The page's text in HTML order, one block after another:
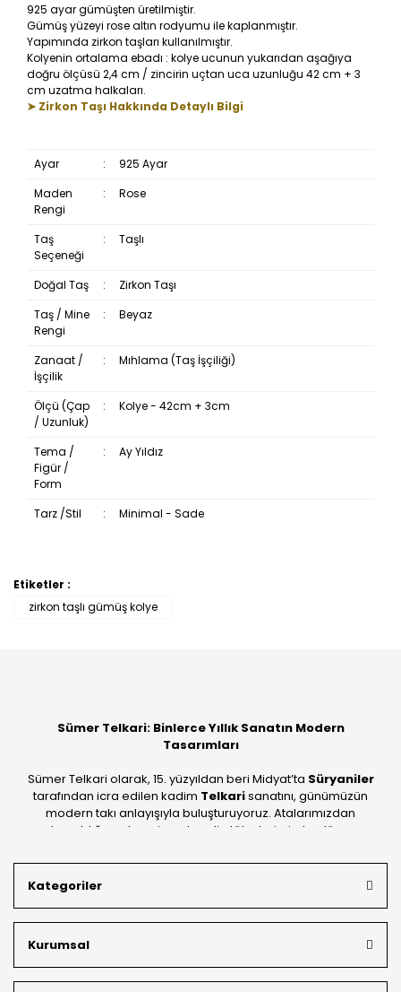
925 ayar gümüşten üretilmiştir.
Gümüş yüzeyi rose altın rodyumu ile kaplanmıştır.
Yapımında zirkon taşları kullanılmıştır.
Kolyenin ortalama ebadı : kolye ucunun yukarıdan aşağıya
doğru ölçüsü 2,4 cm / zincirin uçtan uca uzunluğu 42 cm + 3
cm uzatma halkaları.
➤ Zirkon Taşı Hakkında Detaylı Bilgi
Ayar :
925 Ayar
Maden
Rengi
: Rose
Taş
Seçeneği
: Taşlı
Doğal Taş :
Zirkon Taşı
Taş / Mine
Rengi
: Beyaz
Zanaat /
İşçilik
: Mıhlama (Taş İşçiliği)
Ölçü (Çap
/ Uzunluk)
: Kolye - 42cm + 3cm
Tema /
Figür /
Form
: Ay Yıldız
Tarz /Stil : Minimal - Sade
Bu ürüne ilk yorumu siz yapın!
Etiketler :
zirkon taşlı gümüş kolye
Sümer Telkari: Binlerce Yıllık Sanatın Modern
Tasarımları
Sümer Telkari olarak, 15. yüzyıldan beri Midyat’ta Süryaniler
tarafından icra edilen kadim Telkarisanatını, günümüzün
modern takı anlayışıyla buluşturuyoruz. Atalarımızdan
devraldığımız bu mirası; kendi atölyelerimizde, dünya
Mardin’in tarihi dokusunu yansıtan geleneksel işlemeleri, her
bütçeye uygun
müşterilerimizin özel siparişlerini benzersiz bir titizlikle
hazırlıyor; köklü geçmişimizi geleceğin takı modasına
güvenle taşıyoruz.
Kategoriler
Kurumsal